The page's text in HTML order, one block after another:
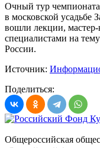
Очный тур чемпионата
в московской усадьбе
вошли лекции,
специалистами на
России.
Источник:
Поделиться:
Общероссийская